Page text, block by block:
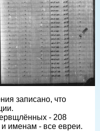
записано, что
- 208
именам - все евреи.